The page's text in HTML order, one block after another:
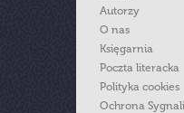
Autorzy
O nas
Księgarnia
Poczta literacka
Polityka cookies
Ochrona